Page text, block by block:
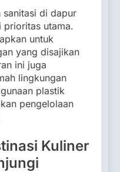
sanitasi di dapur
prioritas utama.
untuk
yang disajikan
ini juga
lingkungan
plastik
pengelolaan
Kuliner